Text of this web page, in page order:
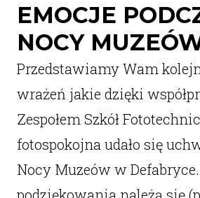
EMOCJE
NOCY
Przedstawiamy Wam
wrażeń jakie dzięki
Zespołem Szkół
fotospokojna udało się
Nocy Muzeów w
podziękowania należą się